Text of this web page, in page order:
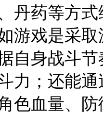
丹药等方
游戏是采
自身战斗
力；还能
色血量、